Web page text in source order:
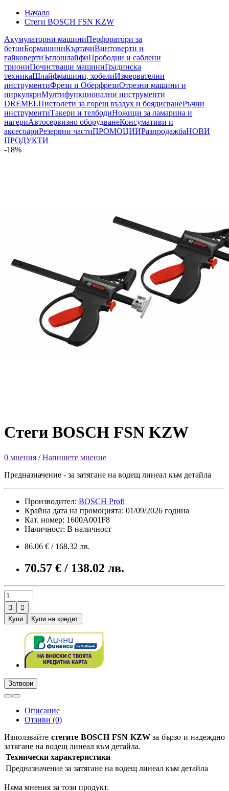
Начало
Стеги BOSCH FSN KZW
Акумулаторни машиниПерфоратори за
бетонБормашиниКъртачиВинтоверти и
гайковертиЪглошлайфиПрободни и саблени
триониПочистващи машиниГрадинска
техникаШлайфмашини, хобелиИзмервателни
инструментиФрези и ОберфрезиОтрезни машини и
циркуляриМултифункционални инструменти
DREMELПистолети за горещ въздух и боядисванеРъчни
инструментиТакери и телбодиНожици за ламарина и
нагериАвтосервизно оборудванеКонсумативи и
аксесоариРезервни частиПРОМОЦИИРазпродажбаНОВИ
ПРОДУКТИ
-18%
Стеги BOSCH FSN KZW
0 мнения /Напишете мнение
Предназначение - за затягане на водещ линеал към детайла
Производител: BOSCH Profi
Крайна дата на промоцията: 01/09/2026 година
Кат. номер: 1600A001F8
Наличност: В наличност
86.06 € / 168.32 лв.
70.57 € / 138.02 лв.


Купи
Купи на кредит
Затвори
Описание
Отзиви (0)
Използвайте стегите BOSCH FSN KZWза бързо и надеждно
затягане на водещ линеал към детайла.
Технически характеристики
Предназначение за затягане на водещ линеал към детайла
Няма мнения за този продукт.